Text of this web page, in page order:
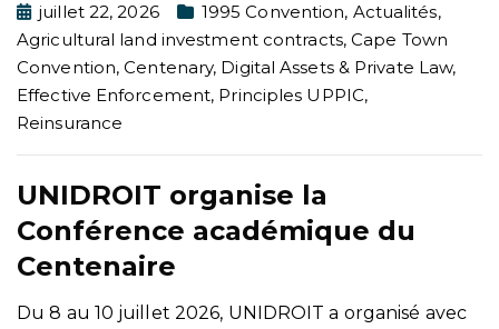
juillet 22, 2026 1995 Convention, Actualités,
Agricultural land investment contracts,Cape Town
Convention,Centenary, Digital Assets & Private Law,
Effective Enforcement, Principles UPPIC,
Reinsurance
UNIDROIT organise la
Conférence académique du
Centenaire
Du 8 au 10 juillet 2026, UNIDROIT a organisé avec